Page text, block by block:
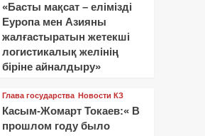
«Басты мақсат – елімізді
Еуропа мен Азияны
жалғастыратын жетекші
логистикалық желінің
біріне айналдыру»
Глава государства Новости КЗ
Касым-Жомарт Токаев:« В
прошлом году было